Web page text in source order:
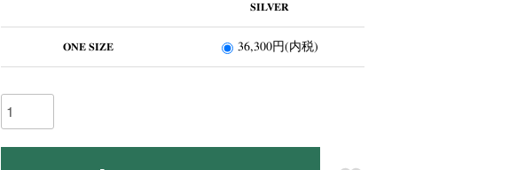
SILVER
ONE SIZE 36,300円(内税)